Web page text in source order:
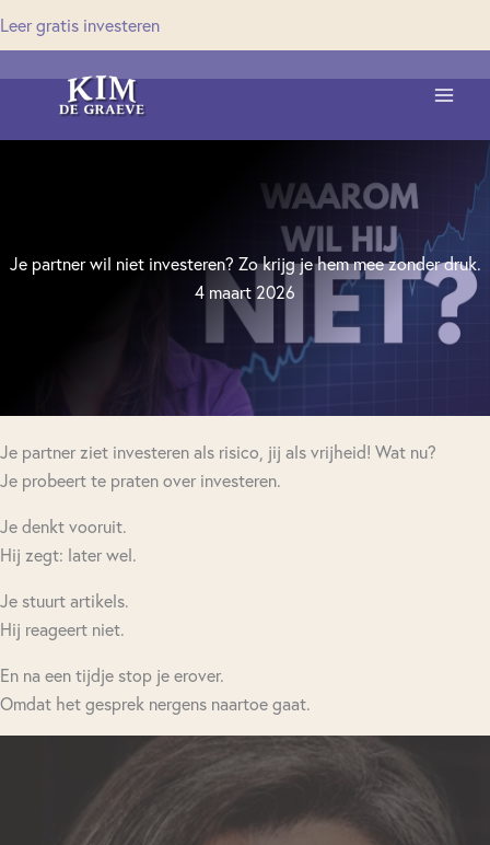
Leer gratis investeren
Je partner wil niet investeren? Zo krijg je hem mee zonder druk.
4 maart 2026
Je partner ziet investeren als risico, jij als vrijheid! Wat nu?
Je probeert te praten over investeren.
Je denkt vooruit.
Hij zegt: later wel.
Je stuurt artikels.
Hij reageert niet.
En na een tijdje stop je erover.
Omdat het gesprek nergens naartoe gaat.